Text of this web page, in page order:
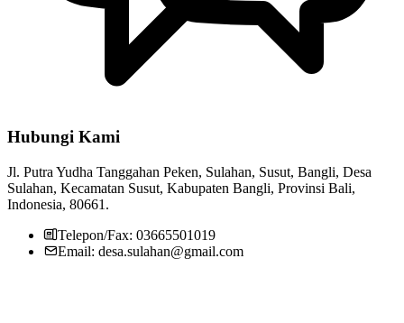
Hubungi Kami
Jl. Putra Yudha Tanggahan Peken, Sulahan, Susut, Bangli, Desa
Sulahan, Kecamatan Susut, Kabupaten Bangli, Provinsi Bali,
Indonesia, 80661.
Telepon/Fax: 03665501019
Email: desa.sulahan@gmail.com